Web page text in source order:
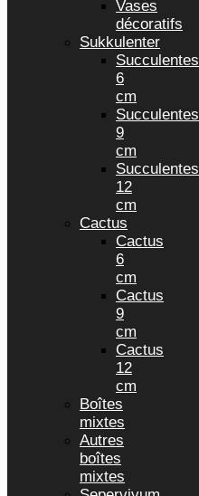
Vases
décoratifs
Sukkulenter
Succulentes
6
cm
Succulentes
9
cm
Succulentes
12
cm
Cactus
Cactus
6
cm
Cactus
9
cm
Cactus
12
cm
Boîtes
mixtes
Autres
boîtes
mixtes